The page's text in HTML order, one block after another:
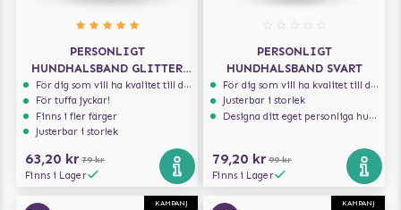
PERSONLIGT
HUNDHALSBAND GLITTER
SVART
För dig som vill ha kvalitet till din hund!
För tuffa jyckar!
Finns i fler färger
Justerbar i storlek
63,20 kr 79 kr
Finns i Lager
PERSONLIGT
HUNDHALSBAND SVART
För dig som vill ha kvalitet till din hund!
Justerbar i storlek
Designa ditt eget personliga hundhalsband
79,20 kr 99 kr
Finns i Lager
KAMPANJ
KAMPANJ